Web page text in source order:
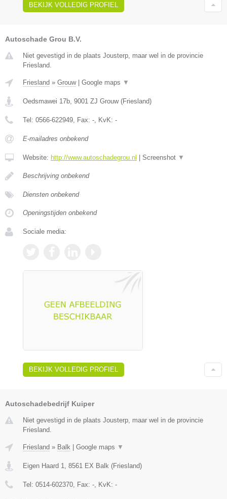
BEKIJK VOLLEDIG PROFIEL
Autoschade Grou B.V.
Niet gevestigd in de plaats Jousterp, maar wel in de provincie
Friesland.
Friesland » Grouw| Google maps ▼
Oedsmawei 17b 9001 ZJ Grouw(Friesland)
Tel: 0566-622949 , Fax: - , KvK: -
E-mailadres onbekend
Website: http://www.autoschadegrou.nl | Screenshot ▼
Beschrijving onbekend
Diensten onbekend
Openingstijden onbekend
Sociale media:
BEKIJK VOLLEDIG PROFIEL
Autoschadebedrijf Kuiper
Niet gevestigd in de plaats Jousterp, maar wel in de provincie
Friesland.
Friesland » Balk Google maps ▼
Eigen Haard 1, 8561 EX Balk (Friesland)
Tel: 0514-602370, Fax: -, KvK: -